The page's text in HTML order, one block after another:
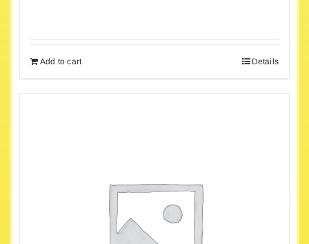
Add to cart Details